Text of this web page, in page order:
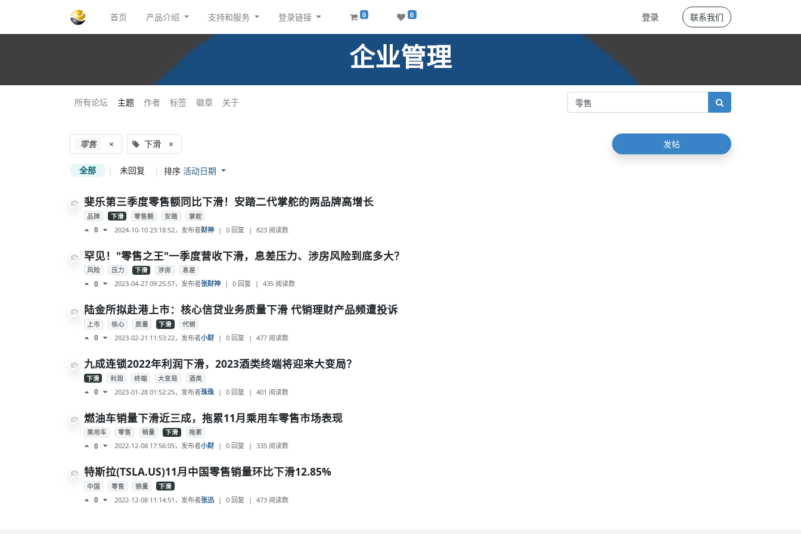
首页 产品介绍 支持和服务 登录链接 0 0 登录 联系我们
企业管理
所有论坛 主题 作者 标签 徽章 关于
零售 × 下滑 × 发帖
全部 | 未回复 | 排序 活动日期
斐乐第三季度零售额同比下滑！安踏二代掌舵的两品牌高增长
品牌 下滑 零售额 安踏 掌舵
0 2024-10-10 23:18:52，发布者财神 | 0 回复 | 823 阅读数
罕见！"零售之王"一季度营收下滑，息差压力、涉房风险到底多大？
风险 压力 下滑 涉房 息差
0 2023-04-27 09:25:57，发布者张财神 | 0 回复 | 435 阅读数
陆金所拟赴港上市：核心信贷业务质量下滑 代销理财产品频遭投诉
上市 核心 质量 下滑 代销
0 2023-02-21 11:53:22，发布者小财 | 0 回复 | 477 阅读数
九成连锁2022年利润下滑，2023酒类终端将迎来大变局？
下滑 利润 终端 大变局 酒类
0 2023-01-28 01:52:25，发布者珠珠 | 0 回复 | 401 阅读数
燃油车销量下滑近三成，拖累11月乘用车零售市场表现
乘用车 零售 销量 下滑 拖累
0 2022-12-08 17:56:05，发布者小财 | 0 回复 | 335 阅读数
特斯拉(TSLA.US)11月中国零售销量环比下滑12.85%
中国 零售 销量 下滑
0 2022-12-08 11:14:51 ，发布者张迅 | 0 回复 | 473 阅读数